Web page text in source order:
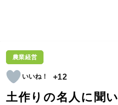
農業経営
+12
土作りの名人に聞